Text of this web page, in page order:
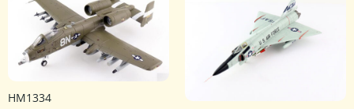
HM1334